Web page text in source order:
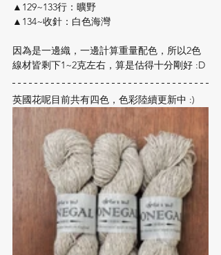
▲129~133行：曠野
▲134~收針：白色海灣
因為是一邊織，一邊計算重量配色，所以2色
線材皆剩下1~2克左右，算是估得十分剛好 :D
英國花呢目前共有四色，色彩陸續更新中 :)